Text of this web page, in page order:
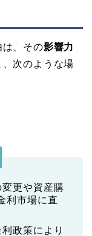
、その影響力
次のような場
更や資産購
利市場に直
政策により